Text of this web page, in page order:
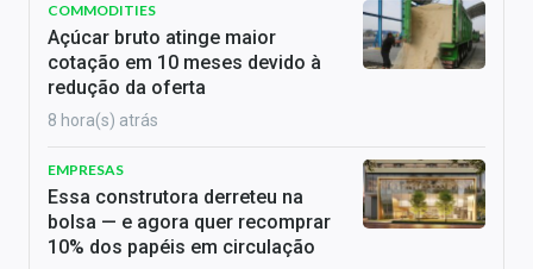
COMMODITIES
Açúcar bruto atinge maior
cotação em 10 meses devido à
redução da oferta
8 hora(s) atrás
EMPRESAS
Essa construtora derreteu na
bolsa — e agora quer recomprar
10% dos papéis em circulação